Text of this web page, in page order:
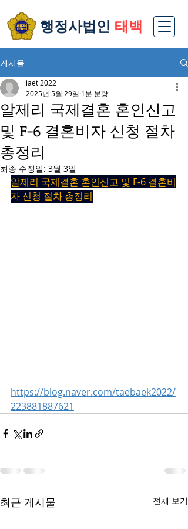
​행정사법인 태백
게시물
알제리 국제결혼 혼인신고
및 F-6 결혼비자 신청 절차
총정리
iaeti2022
2025년 5월 29일 1분 분량
최종 수정일: 3월 3일
알제리 국제결혼 혼인신고 및 F-6 결혼비
자 신청 절차 총정리
https://blog.naver.com/taebaek2022/
223881887621
최근 게시물 전체 보기